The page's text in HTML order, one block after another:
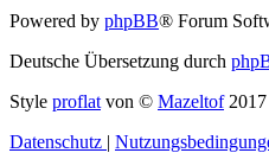
Powered by phpBB® Forum
Deutsche Übersetzung durch
Style proflat von © Mazeltof2017
Datenschutz |